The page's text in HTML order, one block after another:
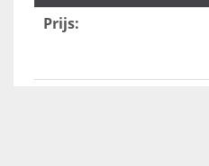
Prijs: